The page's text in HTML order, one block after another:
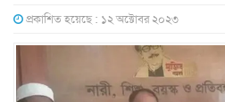
প্রকাশিত হয়েছে : ১২ অক্টোবর ২০২৩